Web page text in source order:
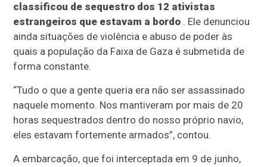
classificou de sequestro dos 12 ativistas
estrangeiros que estavam a bordo . Ele denunciou
ainda situações de violência e abuso de poder às
quais a população da Faixa de Gaza é submetida de
forma constante.
“Tudo o que a gente queria era não ser assassinado
naquele momento. Nos mantiveram por mais de 20
horas sequestrados dentro do nosso próprio navio,
eles estavam fortemente armados”, contou.
A embarcação, que foi interceptada em 9 de junho,